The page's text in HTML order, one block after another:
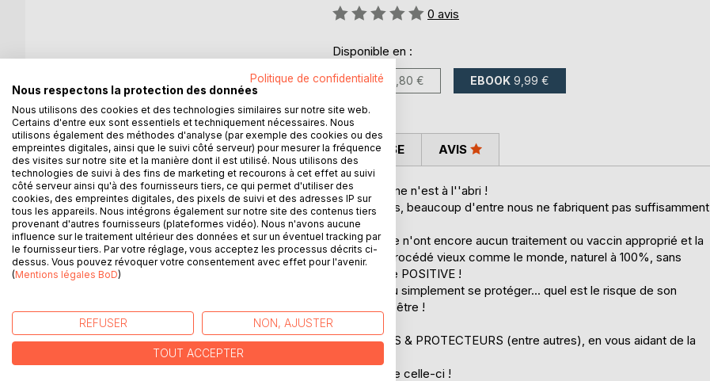
Évaluation:
0 avis
Disponible en :
LIVRE 19,80 € EBOOK 9,99 €
DESCRIPTION
Contaminations - épidémies - contagions - virus... personne n'est à l''abri !
Certains(es) sont immunisés(es) naturellement, mais hélas, beaucoup d'entre nous ne fabriquent pas suffisamment
d'anticorps et sommes à la merci de tout ce qui traîne.
Maladies virales, infectieuses ou orphelines, quelques-une n'ont encore aucun traitement ou vaccin approprié et la
mort rôde à chaque instant ! mais il existe cependant un procédé vieux comme le monde, naturel à 100%, sans
effets secondaires ni indésirables : la PRIÈRE et la pensée POSITIVE !
Que ce soit pour lutter contre une infection déjà établie ou simplement se protéger... quel est le risque de son
utilisation ? AUCUN, si ce n'est celui d'aller vers un mieux être !
En faisant appel aux Archanges, aux Anges GUÉRISSEURS & PROTECTEURS (entre autres), en vous aidant de la
...assurez-vous ainsi une BONNE SANTÉ ou le RETOUR de celle-ci !
AUTEUR(S) CRITIQUES PRESSE AVIS
Politique de confidentialité
Nous respectons la protection des données
Nous utilisons des cookies et des technologies similaires sur notre site web.
Certains d'entre eux sont essentiels et techniquement nécessaires. Nous
utilisons également des méthodes d'analyse (par exemple des cookies ou des
empreintes digitales, ainsi que le suivi côté serveur) pour mesurer la fréquence
des visites sur notre site et la manière dont il est utilisé. Nous utilisons des
technologies de suivi à des fins de marketing et recourons à cet effet au suivi
côté serveur ainsi qu'à des fournisseurs tiers, ce qui permet d'utiliser des
cookies, des empreintes digitales, des pixels de suivi et des adresses IP sur
tous les appareils. Nous intégrons également sur notre site des contenus tiers
provenant d'autres fournisseurs (plateformes vidéo). Nous n'avons aucune
influence sur le traitement ultérieur des données et sur un éventuel tracking par
le fournisseur tiers. Par votre réglage, vous acceptez les processus décrits ci-
dessus. Vous pouvez révoquer votre consentement avec effet pour l'avenir.
(Mentions légales BoD)
REFUSER NON, AJUSTER
TOUT ACCEPTER